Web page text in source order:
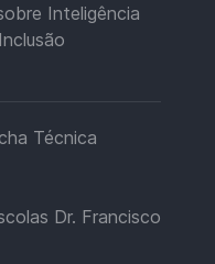
Inteligência
Técnica
Dr. Francisco